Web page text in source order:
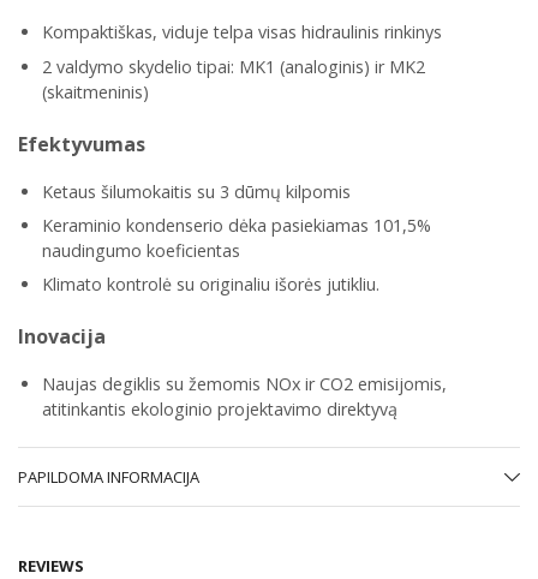
Kompaktiškas, viduje telpa visas hidraulinis rinkinys
2 valdymo skydelio tipai: MK1 (analoginis) ir MK2
(skaitmeninis)
Efektyvumas
Ketaus šilumokaitis su 3 dūmų kilpomis
Keraminio kondenserio dėka pasiekiamas 101,5%
naudingumo koeficientas
Klimato kontrolė su originaliu išorės jutikliu.
Inovacija
Naujas degiklis su žemomis NOx ir CO2 emisijomis,
atitinkantis ekologinio projektavimo direktyvą
PAPILDOMA INFORMACIJA
REVIEWS